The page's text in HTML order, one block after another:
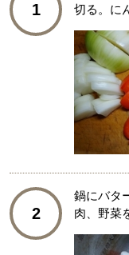
1
切る。に
2
鍋にバタ
肉、野菜